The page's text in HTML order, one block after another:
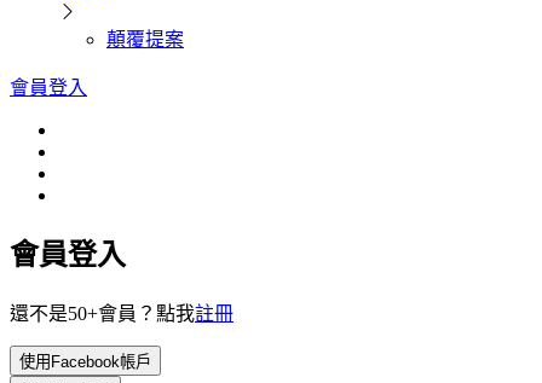
顛覆提案
會員登入
會員登入
還不是50+會員？點我註冊
使用Facebook帳戶